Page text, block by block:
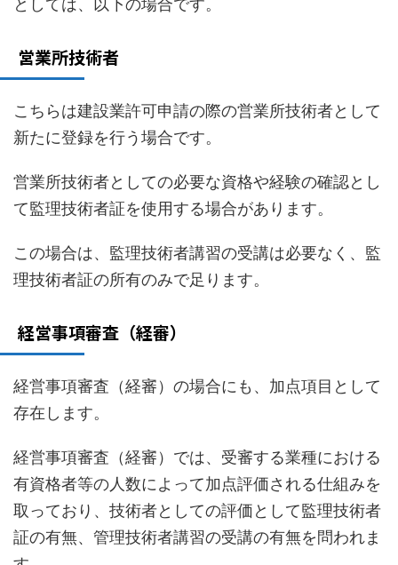
としては、以下の場合です。
営業所技術者
こちらは建設業許可申請の際の営業所技術者として
新たに登録を行う場合です。
営業所技術者としての必要な資格や経験の確認とし
て監理技術者証を使用する場合があります。
この場合は、監理技術者講習の受講は必要なく、監
理技術者証の所有のみで足ります。
経営事項審査（経審）
経営事項審査（経審）の場合にも、加点項目として
存在します。
経営事項審査（経審）では、受審する業種における
有資格者等の人数によって加点評価される仕組みを
取っており、技術者としての評価として監理技術者
証の有無、管理技術者講習の受講の有無を問われま